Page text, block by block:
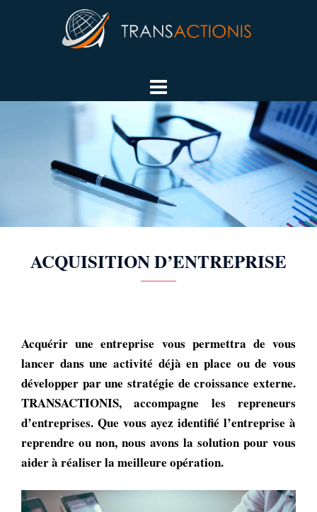
ACQUISITION D’ENTREPRISE
Acquérir une entreprise vous permettra de vous
lancer dans une activité déjà en place ou de vous
développer par une stratégie de croissance externe.
TRANSACTIONIS, accompagne les repreneurs
d’entreprises. Que vous ayez identifié l’entreprise à
reprendre ou non, nous avons la solution pour vous
aider à réaliser la meilleure opération.